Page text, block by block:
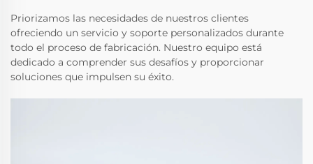
Priorizamos las necesidades de nuestros clientes
ofreciendo un servicio y soporte personalizados durante
todo el proceso de fabricación. Nuestro equipo está
dedicado a comprender sus desafíos y proporcionar
soluciones que impulsen su éxito.